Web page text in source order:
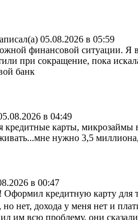
05.08.2026 в 05:59
финансовой ситуации. Я
при сокращение, пока
банк
в 04:49
кредитные карты,
нужно 3,5
в 00:47
кредитную карту для
но нет, дохода у меня нет и
им всю проблему, они